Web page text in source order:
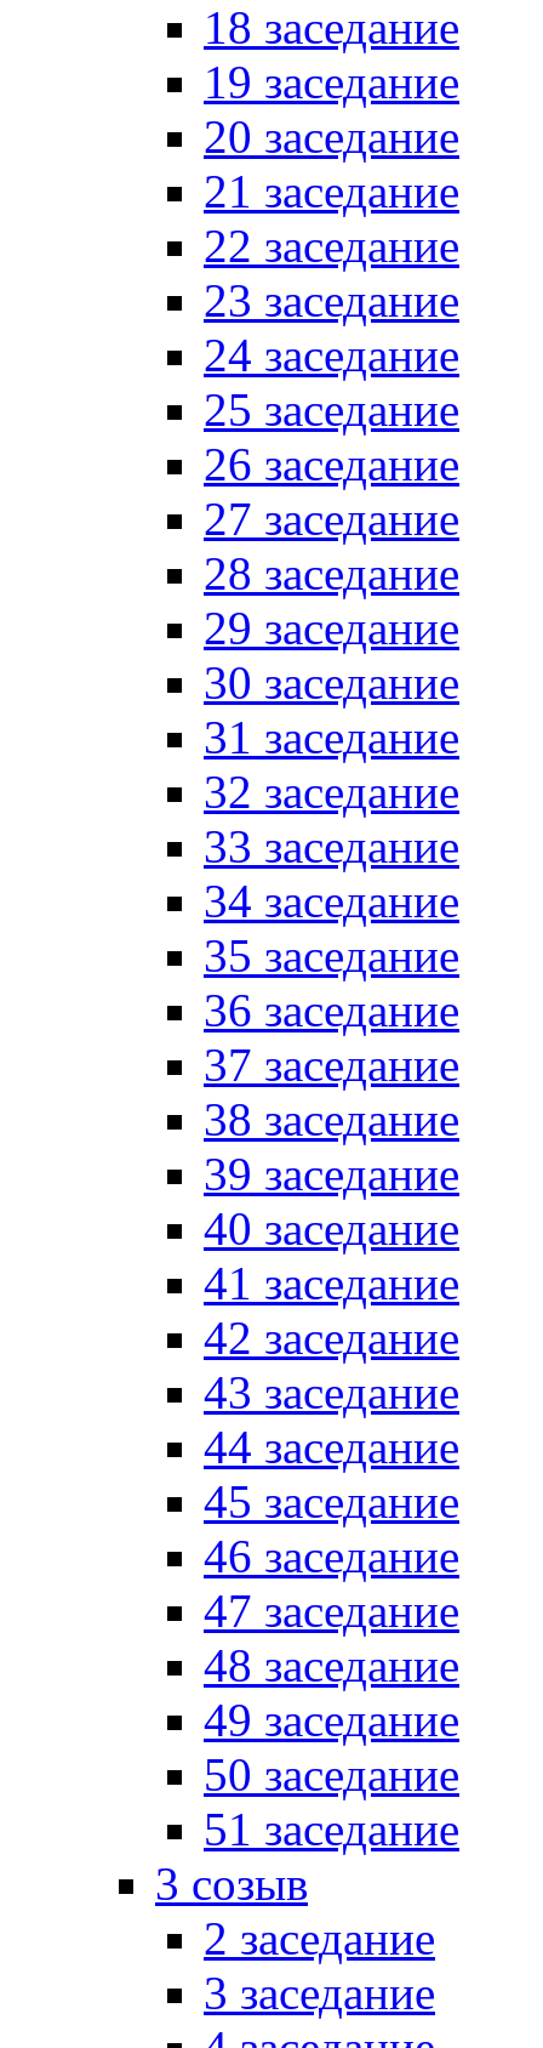
18 заседание
19 заседание
20 заседание
21 заседание
22 заседание
23 заседание
24 заседание
25 заседание
26 заседание
27 заседание
28 заседание
29 заседание
30 заседание
31 заседание
32 заседание
33 заседание
34 заседание
35 заседание
36 заседание
37 заседание
38 заседание
39 заседание
40 заседание
41 заседание
42 заседание
43 заседание
44 заседание
45 заседание
46 заседание
47 заседание
48 заседание
49 заседание
50 заседание
51 заседание
3 созыв
2 заседание
3 заседание